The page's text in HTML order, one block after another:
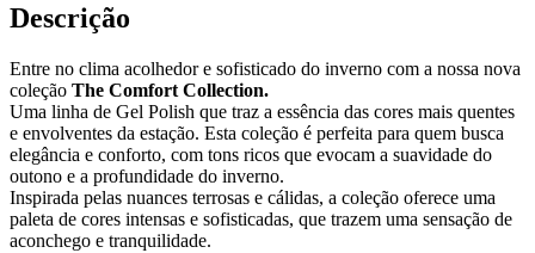
Descrição
Entre no clima acolhedor e sofisticado do inverno com a nossa nova
coleção The Comfort Collection.
Uma linha de Gel Polish que traz a essência das cores mais quentes
e envolventes da estação. Esta coleção é perfeita para quem busca
elegância e conforto, com tons ricos que evocam a suavidade do
outono e a profundidade do inverno.
Inspirada pelas nuances terrosas e cálidas, a coleção oferece uma
paleta de cores intensas e sofisticadas, que trazem uma sensação de
aconchego e tranquilidade.